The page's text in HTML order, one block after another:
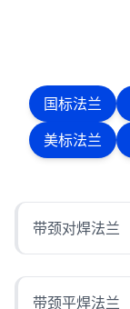
国标法兰
美标法兰
带颈对焊法兰
带颈平焊法兰